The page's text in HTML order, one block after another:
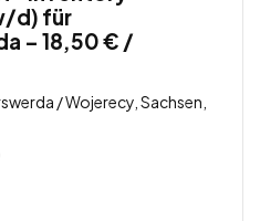
d) für
– 18,50 € /
/ Wojerecy, Sachsen,